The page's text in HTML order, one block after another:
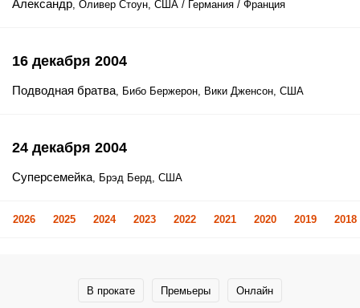
Александр, Оливер Стоун, США / Германия / Франция
16 декабря 2004
Подводная братва, Бибо Бержерон, Вики Дженсон, США
24 декабря 2004
Суперсемейка, Брэд Берд, США
2026 2025 2024 2023 2022 2021 2020 2019 2018
В прокате Премьеры Онлайн